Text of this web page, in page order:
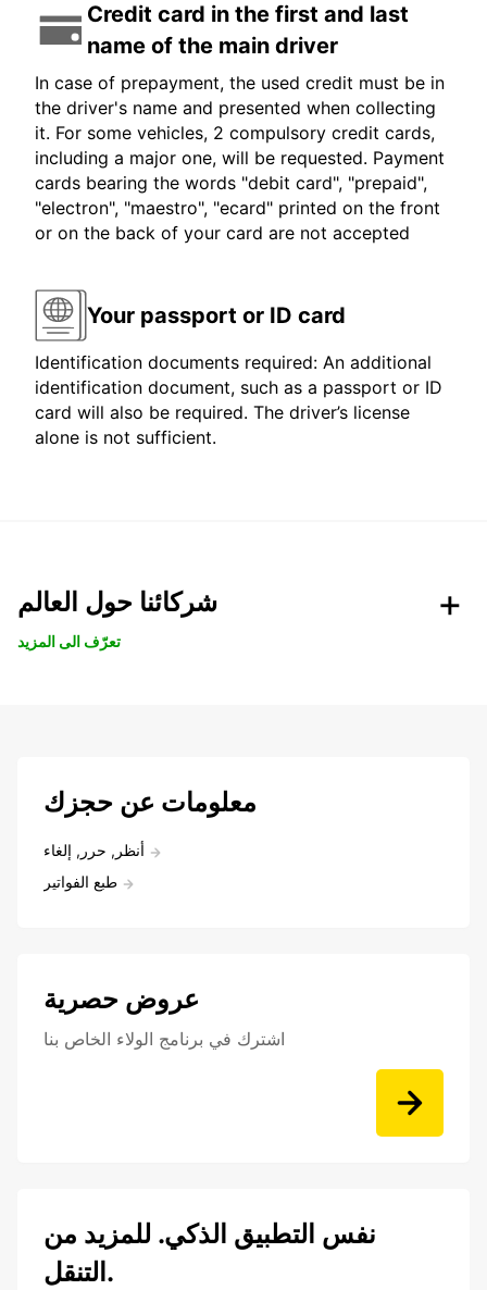
Credit card in the first and last
name of the main driver
In case of prepayment, the used credit must be in
the driver's name and presented when collecting
it. For some vehicles, 2 compulsory credit cards,
including a major one, will be requested. Payment
cards bearing the words "debit card", "prepaid",
"electron", "maestro", "ecard" printed on the front
or on the back of your card are not accepted
Your passport or ID card
Identification documents required: An additional
identification document, such as a passport or ID
card will also be required. The driver’s license
alone is not sufficient.
شركائنا حول العالم
تعرّف الى المزيد
معلومات عن حجزك
أنظر, حرر, إلغاء
طبع الفواتير
عروض حصرية
اشترك في برنامج الولاء الخاص بنا
نفس التطبيق الذكي. للمزيد من
التنقل.